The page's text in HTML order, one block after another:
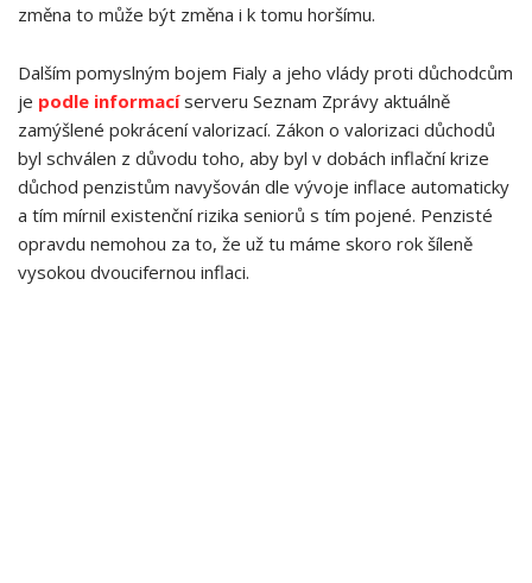
změna to může být změna i k tomu horšímu.
Dalším pomyslným bojem Fialy a jeho vlády proti důchodcům
je podle informacíserveru Seznam Zprávy aktuálně
zamýšlené pokrácení valorizací. Zákon o valorizaci důchodů
byl schválen z důvodu toho, aby byl v dobách inflační krize
důchod penzistům navyšován dle vývoje inflace automaticky
a tím mírnil existenční rizika seniorů s tím pojené. Penzisté
opravdu nemohou za to, že už tu máme skoro rok šíleně
vysokou dvoucifernou inflaci.